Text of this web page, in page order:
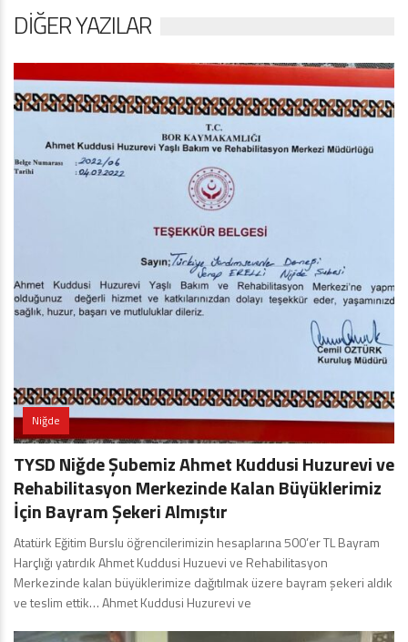
DIĞER YAZILAR
Niğde
TYSD Niğde Şubemiz Ahmet Kuddusi Huzurevi ve
Rehabilitasyon Merkezinde Kalan Büyüklerimiz
İçin Bayram Şekeri Almıştır
Atatürk Eğitim Burslu öğrencilerimizin hesaplarına 500’er TL Bayram
Harçlığı yatırdık Ahmet Kuddusi Huzuevi ve Rehabilitasyon
Merkezinde kalan büyüklerimize dağıtılmak üzere bayram şekeri aldık
ve teslim ettik… Ahmet Kuddusi Huzurevi ve